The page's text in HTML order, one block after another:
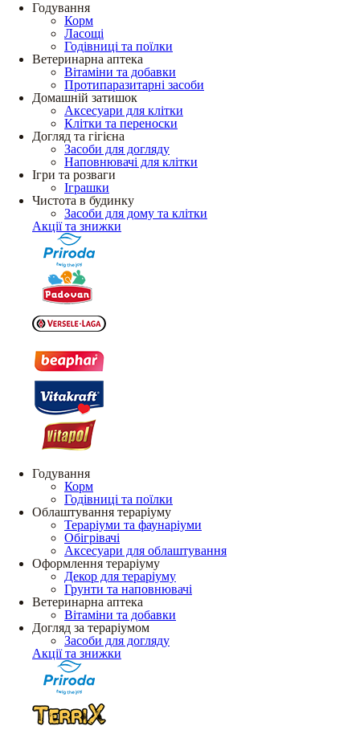
Годування
Корм
Ласощі
Годівниці та поїлки
Ветеринарна аптека
Вітаміни та добавки
Протипаразитарні засоби
Домашній затишок
Аксесуари для клітки
Клітки та переноски
Догляд та гігієна
Засоби для догляду
Наповнювачі для клітки
Ігри та розваги
Іграшки
Чистота в будинку
Засоби для дому та клітки
Акції та знижки
Годування
Корм
Годівниці та поїлки
Облаштування тераріуму
Тераріуми та фаунаріуми
Обігрівачі
Аксесуари для облаштування
Оформлення тераріуму
Декор для тераріуму
Грунти та наповнювачі
Ветеринарна аптека
Вітаміни та добавки
Догляд за тераріумом
Засоби для догляду
Акції та знижки